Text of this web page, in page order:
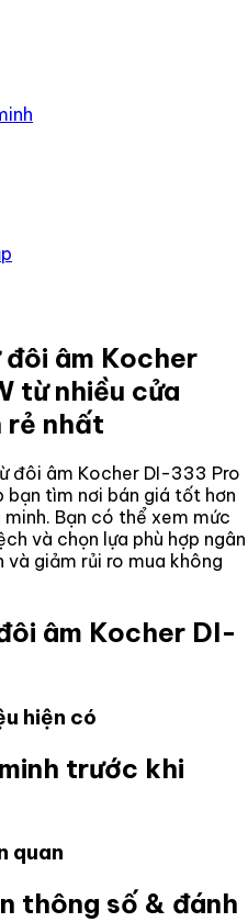
đôi âm Kocher
từ nhiều cửa
rẻ nhất
đôi âm Kocher DI-333 Pro
bạn tìm nơi bán giá tốt hơn
Bạn có thể xem mức
và chọn lựa phù hợp ngân
và giảm rủi ro mua không
âm Kocher DI-
hiện có
trước khi
quan
thông số & đánh